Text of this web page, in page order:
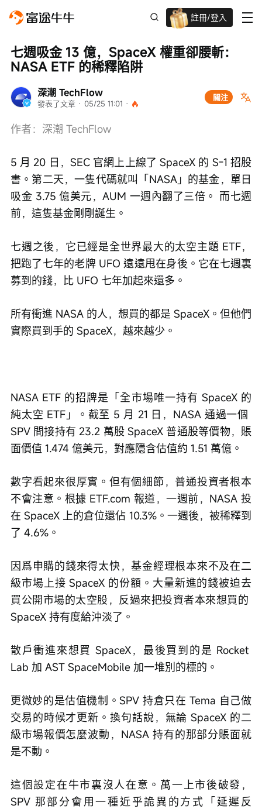
註冊/登入
迎新驚喜賞 股票/BTC等任你揀!
深潮 TechFlow
發表了文章 · 05/25 11:01 ·
關注
七週吸金 13 億，SpaceX 權重卻腰斬：
NASA ETF 的稀釋陷阱
作者：深潮 TechFlow
5 月 20 日，SEC 官網上上線了 SpaceX 的 S-1 招股
書。第二天，一隻代碼就叫「NASA」的基金，單日
吸金 3.75 億美元，AUM 一週內翻了三倍。 而七週
前，這隻基金剛剛誕生。
七週之後，它已經是全世界最大的太空主題 ETF，
把跑了七年的老牌 UFO 遠遠甩在身後。它在七週裏
募到的錢，比 UFO 七年加起來還多。
所有衝進 NASA 的人，想買的都是 SpaceX。但他們
實際買到手的 SpaceX，越來越少。
NASA ETF 的招牌是「全市場唯一持有 SpaceX 的
純太空 ETF」。截至 5 月 21 日，NASA 通過一個
SPV 間接持有 23.2 萬股 SpaceX 普通股等價物，賬
面價值 1.474 億美元，對應隱含估值約 1.51 萬億。
數字看起來很厚實。但有個細節，普通投資者根本
不會注意。根據 ETF.com 報道，一週前，NASA 投
在 SpaceX 上的倉位還佔 10.3%。一週後，被稀釋到
了 4.6%。
因爲申購的錢來得太快，基金經理根本來不及在二
級市場上接 SpaceX 的份額。大量新進的錢被迫去
買公開市場的太空股，反過來把投資者本來想買的
SpaceX 持有度給沖淡了。
散戶衝進來想買 SpaceX，最後買到的是 Rocket
Lab 加 AST SpaceMobile 加一堆別的標的。
更微妙的是估值機制。SPV 持倉只在 Tema 自己做
交易的時候才更新。換句話說，無論 SpaceX 的二
級市場報價怎麼波動，NASA 持有的那部分賬面就
是不動。
這個設定在牛市裏沒人在意。萬一上市後破發，
SPV 那部分會用一種近乎詭異的方式「延遲反